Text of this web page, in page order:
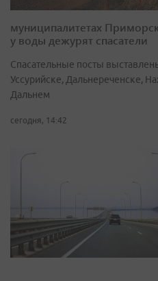
муниципалитетах
у воды дежурят спасатели
Спасательные посты
Уссурийске, Дальнереченске,
Дальнем
сегодня, 14:42